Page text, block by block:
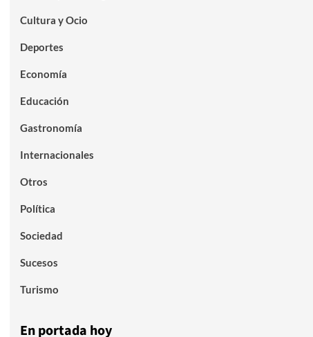
Cultura y Ocio
Deportes
Economía
Educación
Gastronomía
Internacionales
Otros
Política
Sociedad
Sucesos
Turismo
En portada hoy